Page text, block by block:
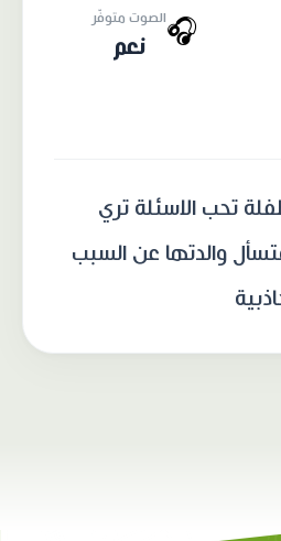
🎧الصوت متوفّر
نعم
تحب الاسئلة تري
والدتها عن السبب